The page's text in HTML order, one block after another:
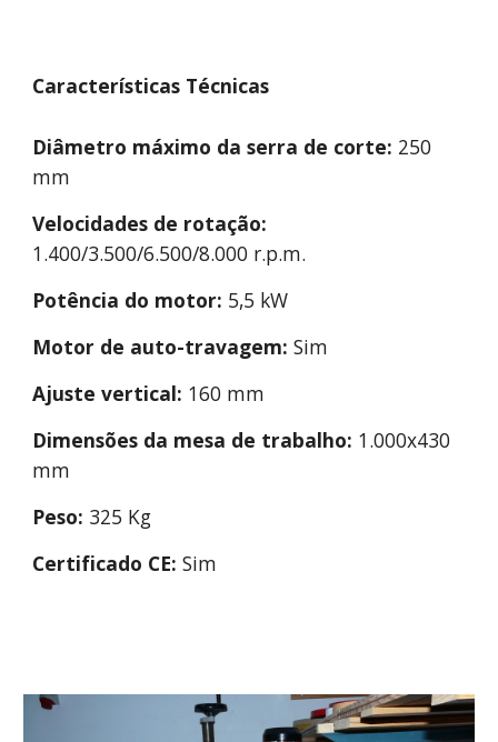
Características Técnicas
Diâmetro máximo da serra de corte: 250
mm
Velocidades de rotação:
1.400/3.500/6.500/8.000 r.p.m.
Potência do motor: 5,5 kW
Motor de auto-travagem: Sim
Ajuste vertical: 160 mm
Dimensões da mesa de trabalho: 1.000x430
mm
Peso: 325 Kg
Certificado CE: Sim